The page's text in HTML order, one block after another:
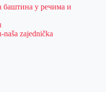
баштина у речима и
naša zajednička